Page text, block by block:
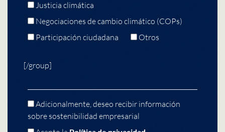
Justicia climática
Negociaciones de cambio climático (COPs)
Participación ciudadana
Otros
[/group]
Adicionalmente, deseo recibir información
sobre sostenibilidad empresarial